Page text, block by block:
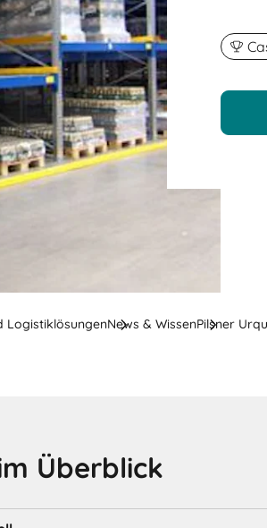
LogistiklösungenNews & WissenPilsner
Überblick